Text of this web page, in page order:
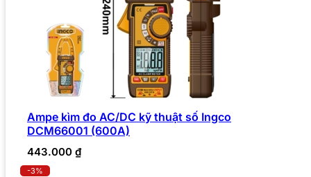
Ampe kìm đo AC/DC kỹ thuật số Ingco
DCM66001 (600A)
443.000 ₫
-3%